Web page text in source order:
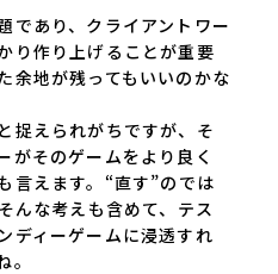
であり、クライアントワー
り作り上げることが重要
余地が残ってもいいのかな
捉えられがちですが、そ
がそのゲームをより良く
言えます。“直す”のでは
んな考えも含めて、テス
ディーゲームに浸透すれ